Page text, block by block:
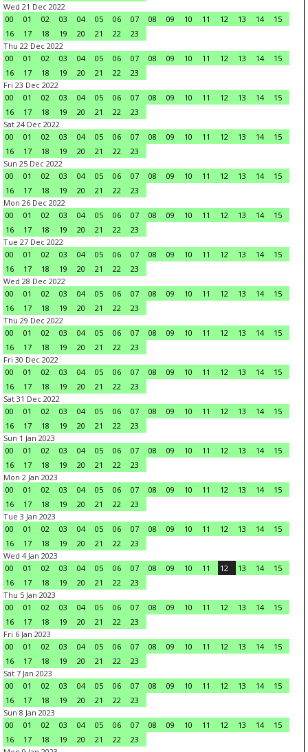
Wed 21 Dec 2022
00
01 02 03 04 05 06 07 08 09 10 11 12 13 14
15
16
17 18 19 20 21 22
23
Thu 22 Dec 2022
00
01 02 03 04 05 06 07 08 09 10 11 12 13 14
15
16
17 18 19 20 21 22
23
Fri 23 Dec 2022
00
01 02 03 04 05 06 07 08 09 10 11 12 13 14
15
16
17 18 19 20 21 22
23
Sat 24 Dec 2022
00
01 02 03 04 05 06 07 08 09 10 11 12 13 14
15
16
17 18 19 20 21 22
23
Sun 25 Dec 2022
00
01 02 03 04 05 06 07 08 09 10 11 12 13 14
15
16
17 18 19 20 21 22
23
Mon 26 Dec 2022
00
01 02 03 04 05 06 07 08 09 10 11 12 13 14
15
16
17 18 19 20 21 22
23
Tue 27 Dec 2022
00
01 02 03 04 05 06 07 08 09 10 11 12 13 14
15
16
17 18 19 20 21 22
23
Wed 28 Dec 2022
00
01 02 03 04 05 06 07 08 09 10 11 12 13 14
15
16
17 18 19 20 21 22
23
Thu 29 Dec 2022
00
01 02 03 04 05 06 07 08 09 10 11 12 13 14
15
16
17 18 19 20 21 22
23
Fri 30 Dec 2022
00
01 02 03 04 05 06 07 08 09 10 11 12 13 14
15
16
17 18 19 20 21 22
23
Sat 31 Dec 2022
00
01 02 03 04 05 06 07 08 09 10 11 12 13 14
15
16
17 18 19 20 21 22
23
Sun 1 Jan 2023
00
01 02 03 04 05 06 07 08 09 10 11 12 13 14
15
16
17 18 19 20 21 22
23
Mon 2 Jan 2023
00
01 02 03 04 05 06 07 08 09 10 11 12 13 14
15
16
17 18 19 20 21 22
23
Tue 3 Jan 2023
00
01 02 03 04 05 06 07 08 09 10 11 12 13 14
15
16
17 18 19 20 21 22
23
Wed 4 Jan 2023
00
01 02 03 04 05 06 07 08 09 10 11 12 13 14
15
16
17 18 19 20 21 22
23
Thu 5 Jan 2023
00
01 02 03 04 05 06 07 08 09 10 11 12 13 14
15
16
17 18 19 20 21 22
23
Fri 6 Jan 2023
00
01 02 03 04 05 06 07 08 09 10 11 12 13 14
15
16
17 18 19 20 21 22
23
Sat 7 Jan 2023
00
01 02 03 04 05 06 07 08 09 10 11 12 13 14
15
16
17 18 19 20 21 22
23
Sun 8 Jan 2023
00
01 02 03 04 05 06 07 08 09 10 11 12 13 14
15
16
17 18 19 20 21 22
23